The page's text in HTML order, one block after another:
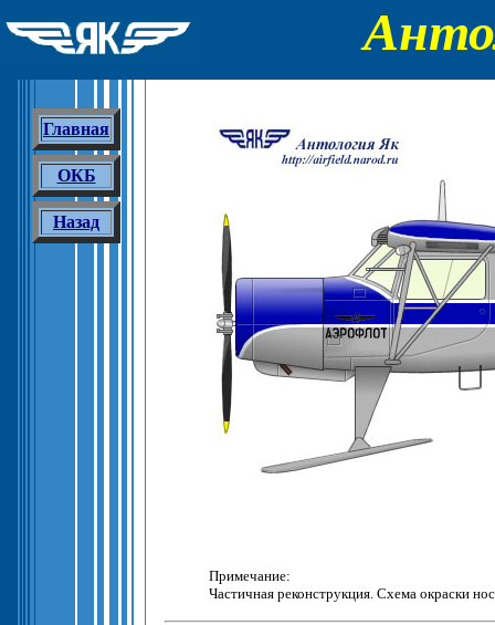
Главная
ОКБ
Назад
Примечание:
Частичная реконструкция. Схема окраски